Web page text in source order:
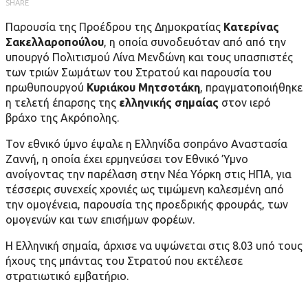
SHARE
Παρουσία της Προέδρου της Δημοκρατίας Κατερίνας
Σακελλαροπούλου, η οποία συνοδευόταν από από την
υπουργό Πολιτισμού Λίνα Μενδώνη και τους υπασπιστές
των τριών Σωμάτων του Στρατού και παρουσία του
πρωθυπουργού Κυριάκου Μητσοτάκη, πραγματοποιήθηκε
η τελετή έπαρσης της ελληνικής σημαίας στον ιερό
βράχο της Ακρόπολης.
Τον εθνικό ύμνο έψαλε η Ελληνίδα σοπράνο Αναστασία
Ζαννή, η οποία έχει ερμηνεύσει τον Εθνικό Ύμνο
ανοίγοντας την παρέλαση στην Νέα Υόρκη στις ΗΠΑ, για
τέσσερις συνεχείς χρονιές ως τιμώμενη καλεσμένη από
την ομογένεια, παρουσία της προεδρικής φρουράς, των
ομογενών και των επισήμων φορέων.
Η Ελληνική σημαία, άρχισε να υψώνεται στις 8.03 υπό τους
ήχους της μπάντας του Στρατού που εκτέλεσε
στρατιωτικό εμβατήριο.